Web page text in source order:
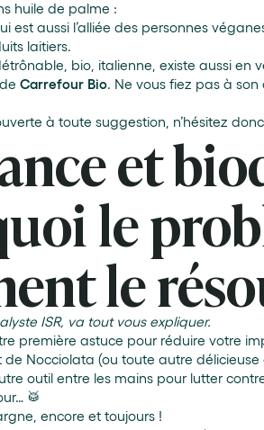
huile de palme :
est aussi l’alliée des personnes
laitiers.
bio, italienne, existe aussi en
deCarrefour Bio. Ne vous fiez pas à
à toute suggestion, n’hésitez
et
le
le
ISR, va tout vous expliquer.
première astuce pour réduire votre
de Nocciolata (ou toute autre
outil entre les mains pour lutter
🥁
encore et toujours !